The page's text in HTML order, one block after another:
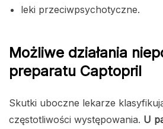
leki przeciwpsychotyczne.
Możliwe działania
preparatu Captopril
Skutki uboczne lekarze
częstotliwości występowania. U